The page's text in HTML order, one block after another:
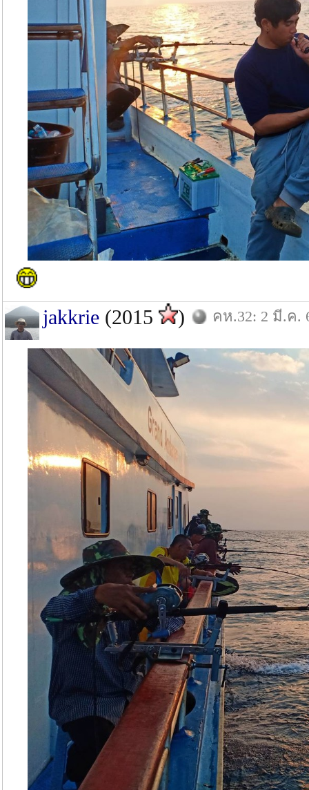
jakkrie (2015 ) คห.32: 2 มี.ค.